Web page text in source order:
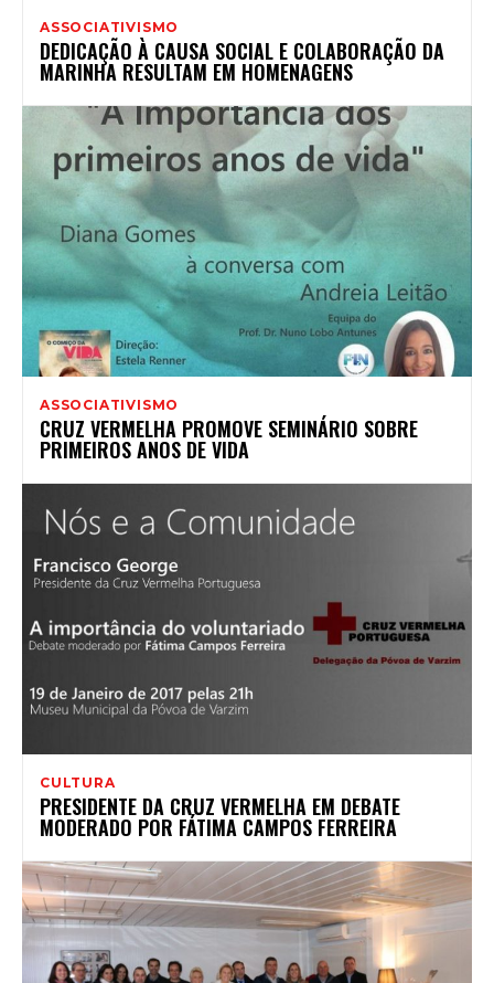
ASSOCIATIVISMO
DEDICAÇÃO À CAUSA SOCIAL E COLABORAÇÃO DA
MARINHA RESULTAM EM HOMENAGENS
ASSOCIATIVISMO
CRUZ VERMELHA PROMOVE SEMINÁRIO SOBRE
PRIMEIROS ANOS DE VIDA
CULTURA
PRESIDENTE DA CRUZ VERMELHA EM DEBATE
MODERADO POR FÁTIMA CAMPOS FERREIRA